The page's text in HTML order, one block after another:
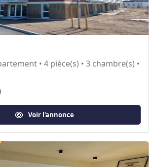
• 4 pièce(s) • 3 chambre(s) •
Voir l'annonce